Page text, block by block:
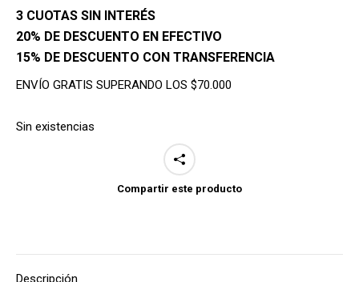
era:
$39,700.
es:
$35,600.
3 CUOTAS SIN INTERÉS
20% DE DESCUENTO EN EFECTIVO
15% DE DESCUENTO CON TRANSFERENCIA
ENVÍO GRATIS SUPERANDO LOS $70.000
Sin existencias
Compartir este producto
Descripción